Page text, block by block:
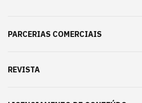
PARCERIAS COMERCIAIS
REVISTA